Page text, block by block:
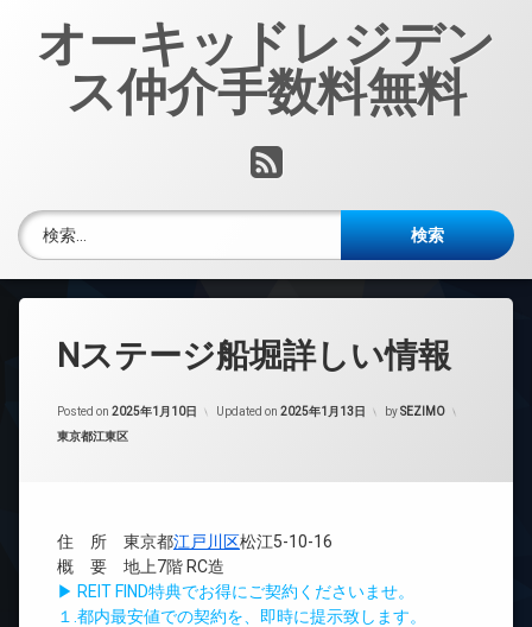
オーキッドレジデン
ス仲介手数料無料
RSS
検索:
Nステージ船堀詳しい情報
Posted on 2025年1月10日 Updated on 2025年1月13日 bySEZIMO
カテゴリー:
東京都江東区
住 所 東京都江戸川区松江5-10-16
概 要 地上7階 RC造
▶ REIT FIND特典でお得にご契約くださいませ。
１.都内最安値での契約を、即時に提示致します。